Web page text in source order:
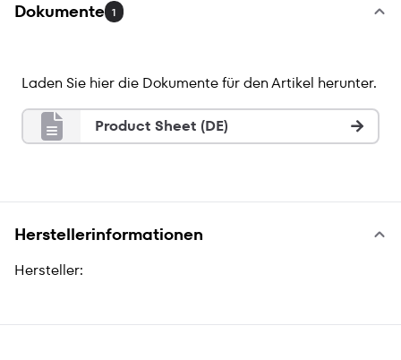
Dokumente 1
Laden Sie hier die Dokumente für den Artikel herunter.
Product Sheet (DE)
Herstellerinformationen
Hersteller: